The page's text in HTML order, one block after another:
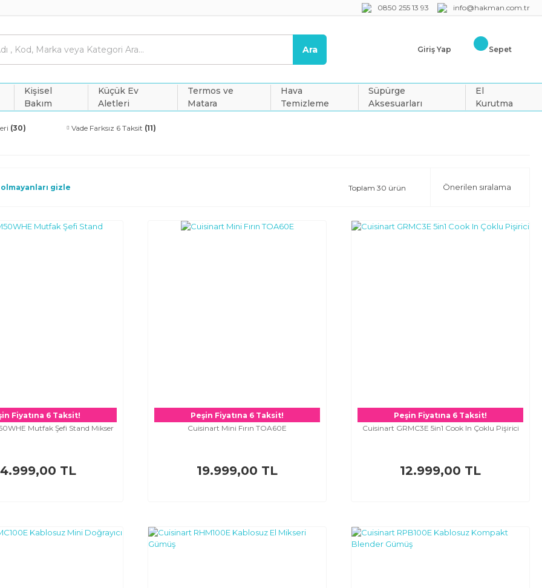
0850 255 13 93 info@hakman.com.tr
Ara Giriş Yap Sepet
Kişisel
Bakım
Küçük Ev
Aletleri
Termos ve
Matara
Hava
Temizleme
Süpürge
Aksesuarları
El
Kurutma
(30) Vade Farksız 6 Taksit (11)
gizle Toplam 30 ürün
Fiyatına 6 Taksit!
Mutfak Şefi Stand Mikser
TL
Peşin Fiyatına 6 Taksit!
Cuisinart Mini Fırın TOA60E
19.999,00 TL
Peşin Fiyatına 6 Taksit!
Cuisinart GRMC3E 5in1 Cook In Çoklu Pişirici
12.999,00 TL